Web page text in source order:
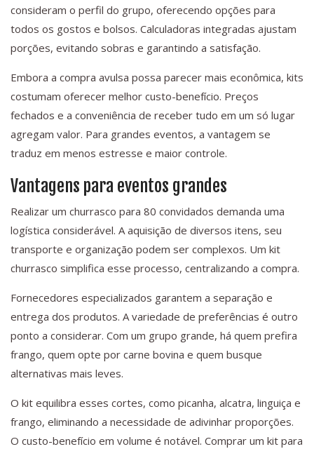
consideram o perfil do grupo, oferecendo opções para
todos os gostos e bolsos. Calculadoras integradas ajustam
porções, evitando sobras e garantindo a satisfação.
Embora a compra avulsa possa parecer mais econômica, kits
costumam oferecer melhor custo-benefício. Preços
fechados e a conveniência de receber tudo em um só lugar
agregam valor. Para grandes eventos, a vantagem se
traduz em menos estresse e maior controle.
Vantagens para eventos grandes
Realizar um churrasco para 80 convidados demanda uma
logística considerável. A aquisição de diversos itens, seu
transporte e organização podem ser complexos. Um kit
churrasco simplifica esse processo, centralizando a compra.
Fornecedores especializados garantem a separação e
entrega dos produtos. A variedade de preferências é outro
ponto a considerar. Com um grupo grande, há quem prefira
frango, quem opte por carne bovina e quem busque
alternativas mais leves.
O kit equilibra esses cortes, como picanha, alcatra, linguiça e
frango, eliminando a necessidade de adivinhar proporções.
O custo-benefício em volume é notável. Comprar um kit para